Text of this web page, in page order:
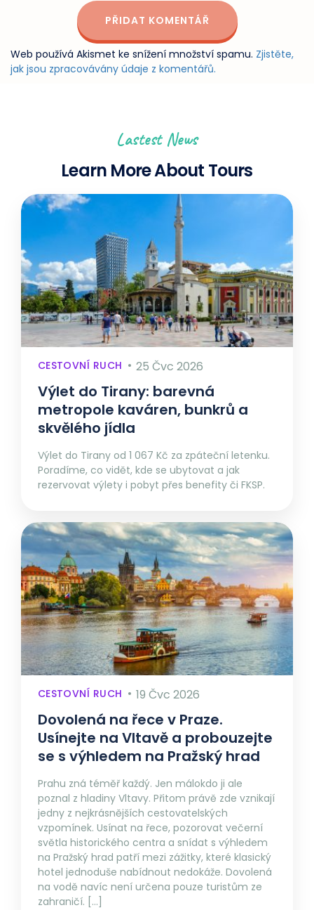
Web používá Akismet ke snížení množství spamu. Zjistěte,
jak jsou zpracovávány údaje z komentářů.
Lastest News
Learn More About Tours
CESTOVNÍ RUCH 25 Čvc 2026
Výlet do Tirany: barevná
metropole kaváren, bunkrů a
skvělého jídla
Výlet do Tirany od 1 067 Kč za zpáteční letenku.
Poradíme, co vidět, kde se ubytovat a jak
rezervovat výlety i pobyt přes benefity či FKSP.
CESTOVNÍ RUCH 19 Čvc 2026
Dovolená na řece v Praze.
Usínejte na Vltavě a probouzejte
se s výhledem na Pražský hrad
Prahu zná téměř každý. Jen málokdo ji ale
poznal z hladiny Vltavy. Přitom právě zde vznikají
jedny z nejkrásnějších cestovatelských
vzpomínek. Usínat na řece, pozorovat večerní
světla historického centra a snídat s výhledem
na Pražský hrad patří mezi zážitky, které klasický
hotel jednoduše nabídnout nedokáže. Dovolená
na vodě navíc není určena pouze turistům ze
zahraničí. […]